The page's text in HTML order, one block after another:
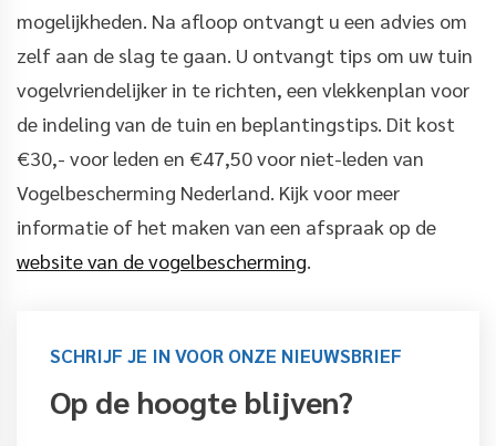
mogelijkheden. Na afloop ontvangt u een advies om
zelf aan de slag te gaan. U ontvangt tips om uw tuin
vogelvriendelijker in te richten, een vlekkenplan voor
de indeling van de tuin en beplantingstips. Dit kost
€30,- voor leden en €47,50 voor niet-leden van
Vogelbescherming Nederland. Kijk voor meer
informatie of het maken van een afspraak op de
website van de vogelbescherming
SCHRIJF JE IN VOOR ONZE NIEUWSBRIEF
Op de hoogte blijven?